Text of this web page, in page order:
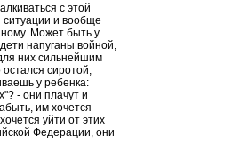
с этой
ситуации и вообще
Может быть у
напуганы войной,
них сильнейшим
сиротой,
у ребенка:
- они плачут и
им хочется
уйти от этих
Федерации, они